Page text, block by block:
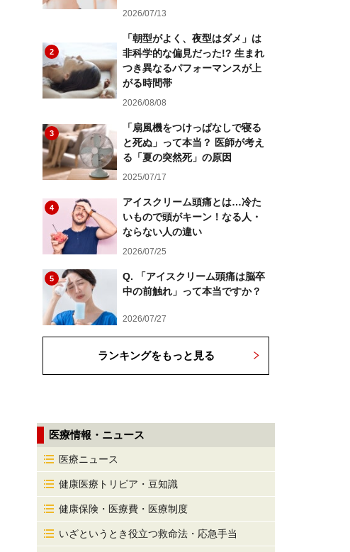
2026/07/13
2
「朝型がよく、夜型はダメ」は
非科学的な偏見だった!? 生まれ
つき異なるパフォーマンスが上
がる時間帯
2026/08/08
3
「扇風機をつけっぱなしで寝る
と死ぬ」って本当？ 医師が考え
る「夏の突然死」の原因
2025/07/17
4
アイスクリーム頭痛とは…冷た
いもので頭がキーン！なる人・
ならない人の違い
2026/07/25
5
Q. 「アイスクリーム頭痛は脳卒
中の前触れ」って本当ですか？
2026/07/27
ランキングをもっと見る
医療情報・ニュース
医療ニュース
健康医療トリビア・豆知識
健康保険・医療費・医療制度
いざというとき役立つ救命法・応急手当